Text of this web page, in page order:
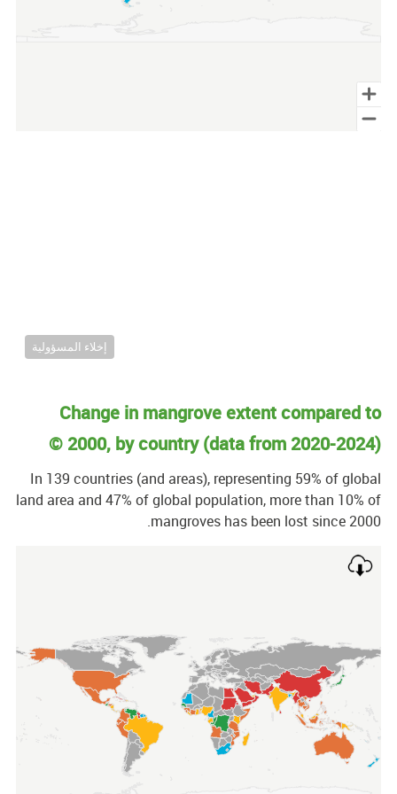
إخلاء المسؤولية
Change in mangrove extent compared
2000, by country (data from2020-
In 139countries (and areas), representing59% of
land area and47% of global population, more than 10%
mangroves has been lost since